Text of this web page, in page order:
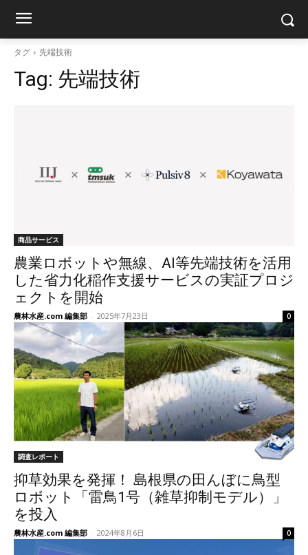
タグ 先端技術
Tag: 先端技術
商品サービス
農業ロボットや無線、AI等先端技術を活用
した省力化稲作支援サービスの実証プロジ
ェクトを開始
農林水産.com 編集部 - 2025年7月23日 0
調査レポート
抑草効果を発揮！ 島根県の田んぼに鳥型
ロボット「雷鳥1号（雑草抑制モデル）」
を投入
農林水産.com 編集部 - 2024年8月6日 0